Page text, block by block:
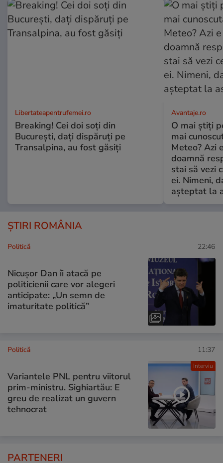
Libertateapentrufemei.ro
Breaking! Cei doi soți din
București, dați dispăruți pe
Transalpina, au fost găsiți
Avantaje.ro
O mai știți
mai
Meteo? Azi
doamnă
stai să vezi
ei. Nimeni,
așteptat la
ȘTIRI ROMÂNIA
Politică 22:46
Nicușor Dan îi atacă pe
politicienii care vor alegeri
anticipate: „Un semn de
imaturitate politică”
Interviu
Politică 11:37
Variantele PNL pentru viitorul
prim-ministru. Sighiartău: E
greu de realizat un guvern
tehnocrat
PARTENERI